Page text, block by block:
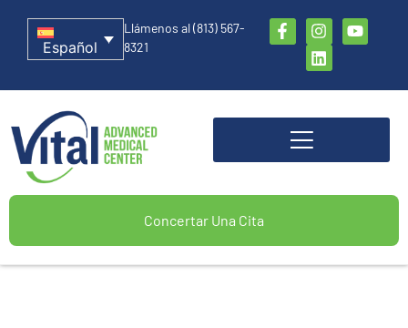
Español
Llámenos al (813) 567-
8321
Concertar Una Cita